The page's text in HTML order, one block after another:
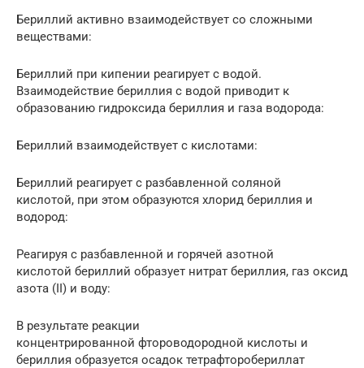
Бериллий активно взаимодействует со сложными
веществами:
Бериллий при кипении реагирует с водой.
Взаимодействие бериллия с водой приводит к
образованию гидроксида бериллия и газа водорода:
Бериллий взаимодействует с кислотами:
Бериллий реагирует с разбавленной соляной
кислотой, при этом образуются хлорид бериллия и
водород:
Реагируя с разбавленной и горячей азотной
кислотой бериллий образует нитрат бериллия, газ оксид
азота (II) и воду:
В результате реакции
концентрированной фтороводородной кислоты и
бериллия образуется осадок тетрафторобериллат